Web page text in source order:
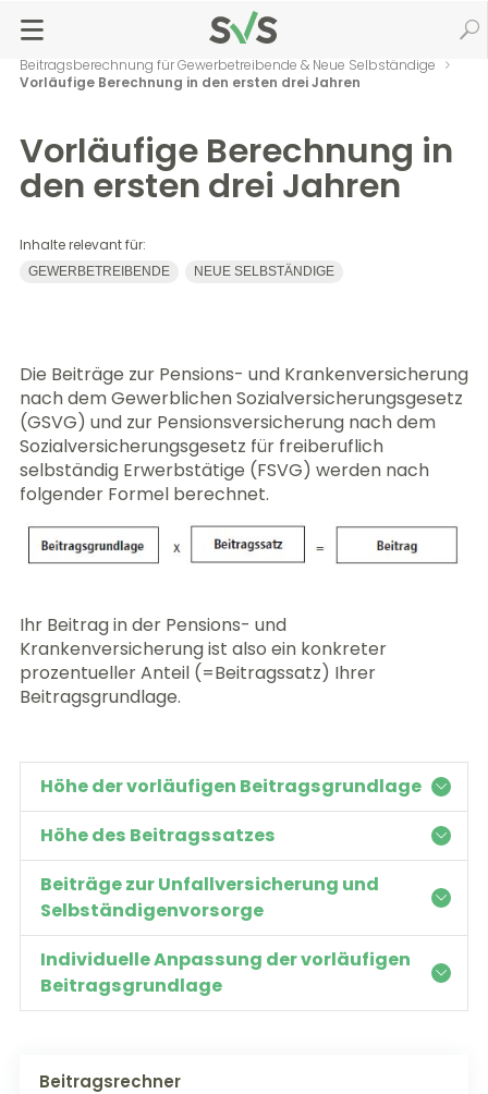
Seiteninhalt
springen
Navigation
springen
Startseite
Versicherung & Beiträge
Beitragsberechnung & Zahlung
Beitragsberechnung für Gewerbetreibende & Neue Selbständige
Vorläufige Berechnung in den ersten drei Jahren
Vorläufige Berechnung in
den ersten drei Jahren
Inhalte relevant für:
GEWERBETREIBENDE NEUE SELBSTÄNDIGE
Die Beiträge zur Pensions- und Krankenversicherung
nach dem Gewerblichen Sozialversicherungsgesetz
(GSVG) und zur Pensionsversicherung nach dem
Sozialversicherungsgesetz für freiberuflich
selbständig Erwerbstätige (FSVG) werden nach
folgender Formel berechnet.
Ihr Beitrag in der Pensions- und
Krankenversicherung ist also ein konkreter
prozentueller Anteil (=Beitragssatz) Ihrer
Beitragsgrundlage.
Höhe der vorläufigen Beitragsgrundlage
Höhe des Beitragssatzes
Beiträge zur Unfallversicherung und
Selbständigenvorsorge
Individuelle Anpassung der vorläufigen
Beitragsgrundlage
Beitragsrechner